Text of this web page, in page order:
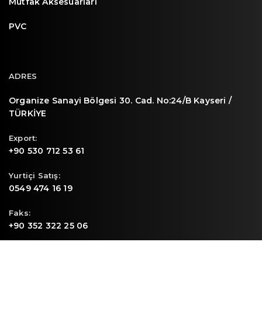
PVC
ADRES
Organize Sanayi Bölgesi 30. Cad. No:24/B Kayseri /
TÜRKİYE
Export:
+90 530 712 53 61
Yurtiçi Satış:
0549 474 16 19
Faks:
+90 352 322 25 06